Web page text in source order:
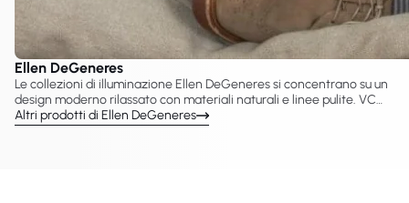
Ellen DeGeneres
Le collezioni di illuminazione Ellen DeGeneres si concentrano su un
design moderno rilassato con materiali naturali e linee pulite. VC
Gallery presenta lampade Ellen DeGeneres create con Visual
Comfort & Co., tra cui lampadari, sospensioni, applique e lampade
Altri prodotti di Ellen DeGeneres